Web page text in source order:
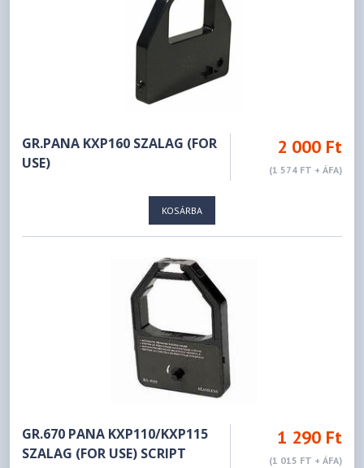
GR.PANA KXP160 SZALAG (FOR
USE)
2 000 Ft
(1 574 FT + ÁFA)
KOSÁRBA
GR.670 PANA KXP110/KXP115
SZALAG (FOR USE) SCRIPT
1 290 Ft
(1 015 FT + ÁFA)